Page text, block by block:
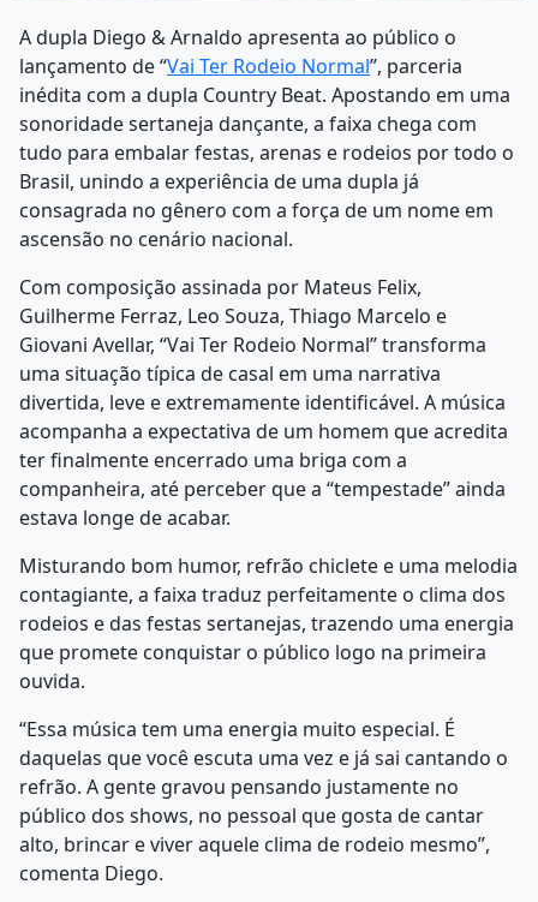
A dupla Diego & Arnaldo apresenta ao público o
lançamento de “Vai Ter Rodeio Normal”, parceria
inédita com a dupla Country Beat. Apostando em uma
sonoridade sertaneja dançante, a faixa chega com
tudo para embalar festas, arenas e rodeios por todo o
Brasil, unindo a experiência de uma dupla já
consagrada no gênero com a força de um nome em
ascensão no cenário nacional.
Com composição assinada por Mateus Felix,
Guilherme Ferraz, Leo Souza, Thiago Marcelo e
Giovani Avellar, “Vai Ter Rodeio Normal” transforma
uma situação típica de casal em uma narrativa
divertida, leve e extremamente identificável. A música
acompanha a expectativa de um homem que acredita
ter finalmente encerrado uma briga com a
companheira, até perceber que a “tempestade” ainda
estava longe de acabar.
Misturando bom humor, refrão chiclete e uma melodia
contagiante, a faixa traduz perfeitamente o clima dos
rodeios e das festas sertanejas, trazendo uma energia
que promete conquistar o público logo na primeira
ouvida.
“Essa música tem uma energia muito especial. É
daquelas que você escuta uma vez e já sai cantando o
refrão. A gente gravou pensando justamente no
público dos shows, no pessoal que gosta de cantar
alto, brincar e viver aquele clima de rodeio mesmo”,
comenta Diego.